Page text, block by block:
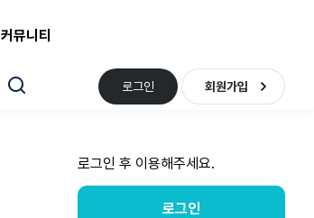
커뮤니티
로그인 회원가입
로그인 후 이용해주세요.
로그인